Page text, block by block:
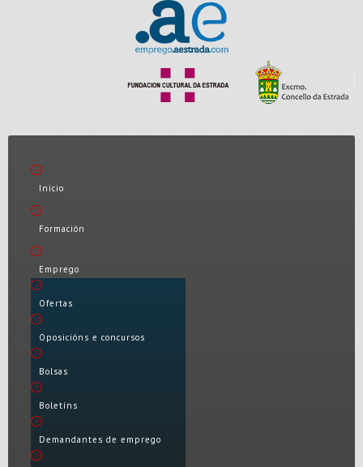
Inicio
Formación
Emprego
Ofertas
Oposicións e concursos
Bolsas
Boletíns
Demandantes de emprego